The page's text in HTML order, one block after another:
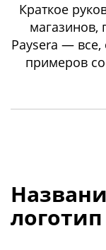
Краткое
Paysera — все,
примеров
логотип